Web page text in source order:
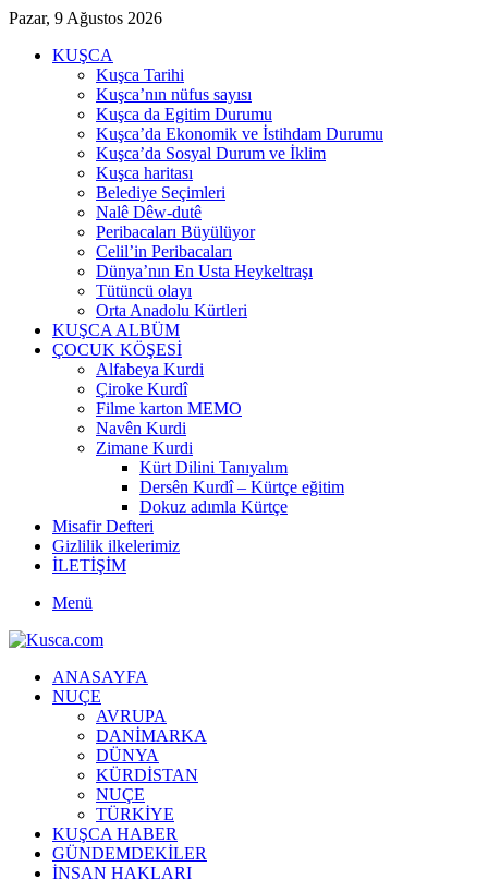
Pazar, 9 Ağustos 2026
KUŞCA
Kuşca Tarihi
Kuşca’nın nüfus sayısı
Kuşca da Egitim Durumu
Kuşca’da Ekonomik ve İstihdam Durumu
Kuşca’da Sosyal Durum ve İklim
Kuşca haritası
Belediye Seçimleri
Nalê Dêw-dutê
Peribacaları Büyülüyor
Celil’in Peribacaları
Dünya’nın En Usta Heykeltraşı
Tütüncü olayı
Orta Anadolu Kürtleri
KUŞCA ALBÜM
ÇOCUK KÖŞESİ
Alfabeya Kurdi
Çiroke Kurdî
Filme karton MEMO
Navên Kurdi
Zimane Kurdi
Kürt Dilini Tanıyalım
Dersên Kurdî – Kürtçe eğitim
Dokuz adımla Kürtçe
Misafir Defteri
Gizlilik ilkelerimiz
İLETİŞİM
Menü
ANASAYFA
NUÇE
AVRUPA
DANİMARKA
DÜNYA
KÜRDİSTAN
NUÇE
TÜRKİYE
KUŞCA HABER
GÜNDEMDEKİLER
İNSAN HAKLARI